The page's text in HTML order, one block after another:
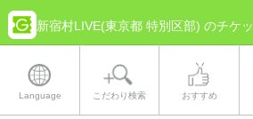
新宿村LIVE(東京都 特別区部) のチケ
Language こだわり検索 おすすめ